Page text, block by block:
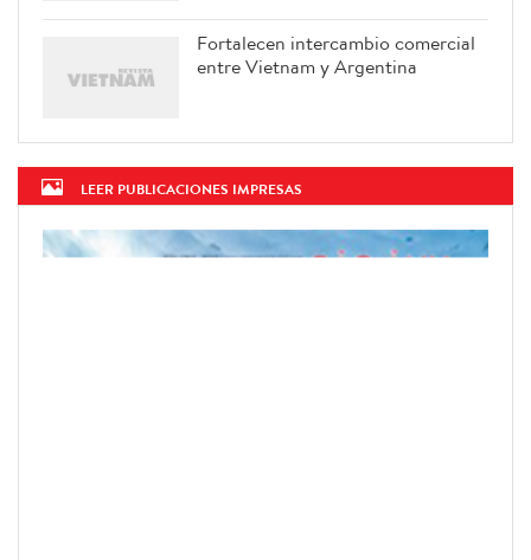
Minh
LEER PUBLICACIONES IMPRESAS